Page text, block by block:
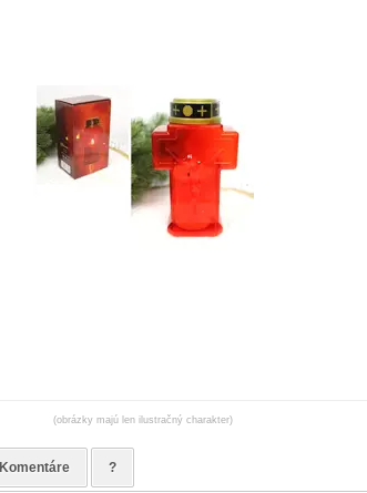
(obrázky majú len ilustračný charakter)
Komentáre ?